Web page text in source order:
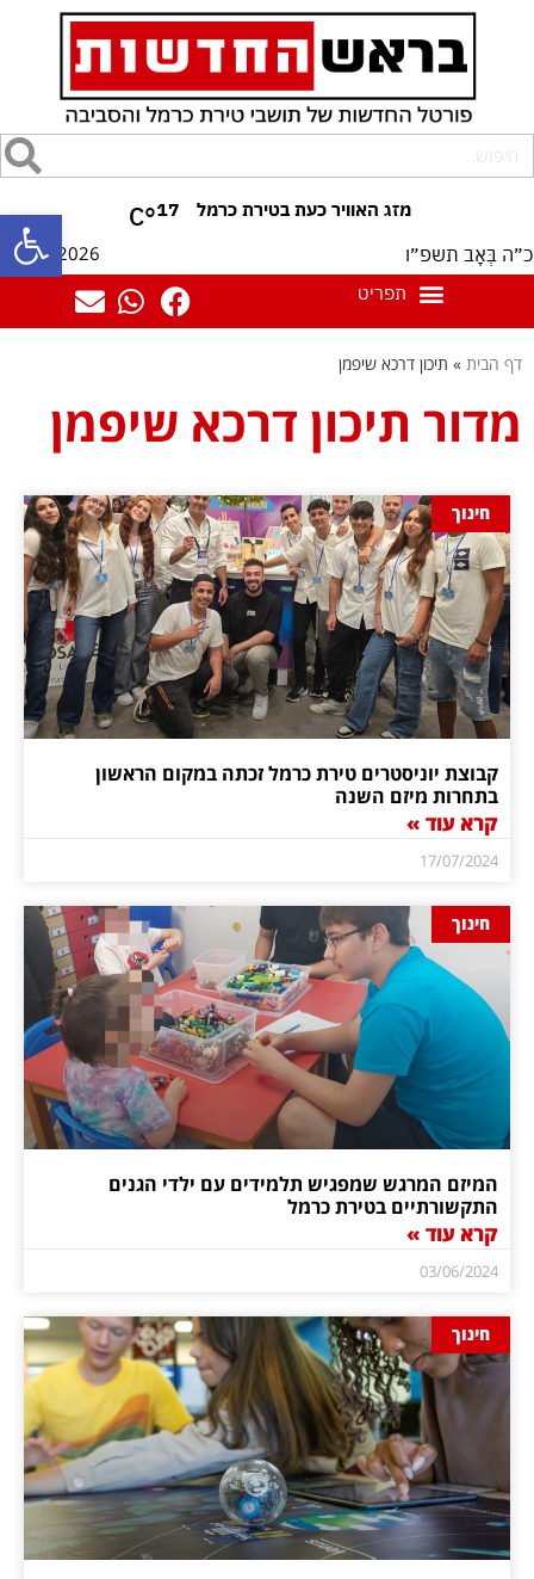
פתח 17
°C
כ״ה בְּאָב תשפ״ו 08/08/2026
דף הבית » תיכון דרכא שיפמן
מדור תיכון דרכא שיפמן
חינוך
קבוצת יוניסטרים טירת כרמל זכתה במקום הראשון
בתחרות מיזם השנה
קרא עוד »
17/07/2024
חינוך
המיזם המרגש שמפגיש תלמידים עם ילדי הגנים
התקשורתיים בטירת כרמל
קרא עוד »
03/06/2024
חינוך